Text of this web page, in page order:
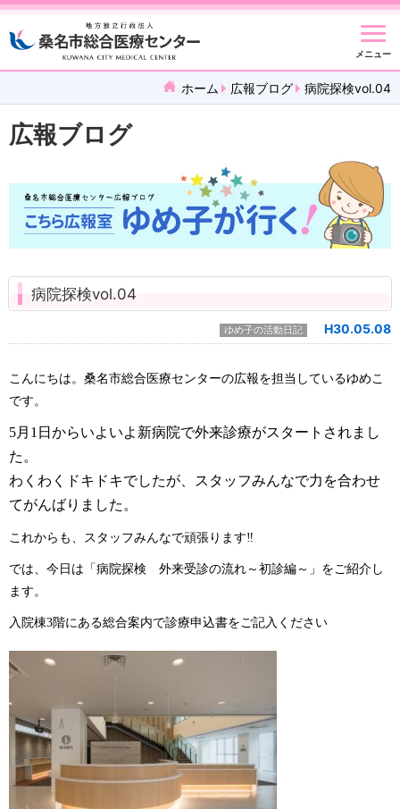
メニュー
ホーム 広報ブログ 病院探検vol.04
広報ブログ
病院探検vol.04
ゆめ子の活動日記 H30.05.08
こんにちは。桑名市総合医療センターの広報を担当しているゆめこ
です。
5月 1 日からいよいよ新病院で外来診療がスタートされまし
た。
わくわくドキドキでしたが、スタッフみんなで力を合わせ
てがんばりました。
これからも、スタッフみんなで頑張ります‼
では、今日は「病院探検 外来受診の流れ～初診編～」をご紹介し
ます。
入院棟3階にある総合案内で診療申込書をご記入く ださい